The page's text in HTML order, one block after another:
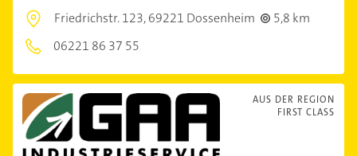
Friedrichstr. 123,69221 Dossenheim
5,8 km
06221 86 37 55
AUS DER REGION
FIRST CLASS